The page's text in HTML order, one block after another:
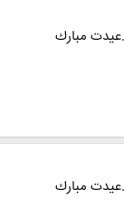
مبارك
مبارك